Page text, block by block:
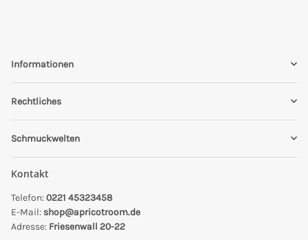
Informationen
Rechtliches
Schmuckwelten
Kontakt
Telefon:0221 45323458
E-Mail: shop@apricotroom.de
Adresse: Friesenwall 20-22